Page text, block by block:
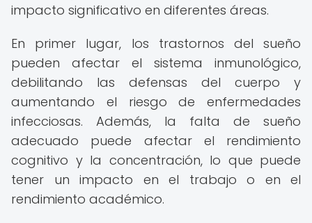
impacto significativo en diferentes áreas.
En primer lugar, los trastornos del sueño
pueden afectar el sistema inmunológico,
debilitando las defensas del cuerpo y
aumentando el riesgo de enfermedades
infecciosas. Además, la falta de sueño
adecuado puede afectar el rendimiento
cognitivo y la concentración, lo que puede
tener un impacto en el trabajo o en el
rendimiento académico.